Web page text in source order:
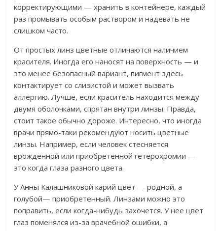
корректирующими — хранить в контейнере, каждый
раз промывать особым раствором и надевать не
слишком часто.
От простых линз цветные отличаются наличием
красителя. Иногда его наносят на поверхность — и
это менее безопасный вариант, пигмент здесь
контактирует со слизистой и может вызвать
аллергию. Лучше, если краситель находится между
двумя оболочками, спрятан внутри линзы. Правда,
стоит такое обычно дороже. Интересно, что иногда
врачи прямо-таки рекомендуют носить цветные
линзы. Например, если человек стесняется
врожденной или приобретенной гетерохромии —
это когда глаза разного цвета.
У Анны Калашниковой карий цвет — родной, а
голубой— приобретенный. Линзами можно это
поправить, если когда-нибудь захочется. У нее цвет
глаз поменялся из-за врачебной ошибки, а